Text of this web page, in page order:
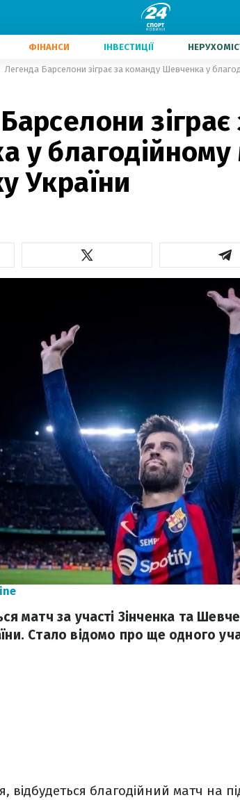
ФІНАНСИ ІНВЕСТИЦІЇ
Легенда Барселони зіграє за команду Шевченка у
у благодійному
України
матч за участі Зінченка та
Стало відомо про ще одного
відбудеться благодійний матч на